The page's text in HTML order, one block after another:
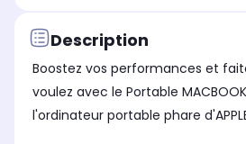
1.56
Largeur produit (cm)
30.41
Poids
1,4 kg
30.41
1,3 kg
Description
Boostez vos performances et
voulez avec le Portable MACBOOK
l'ordinateur portable phare